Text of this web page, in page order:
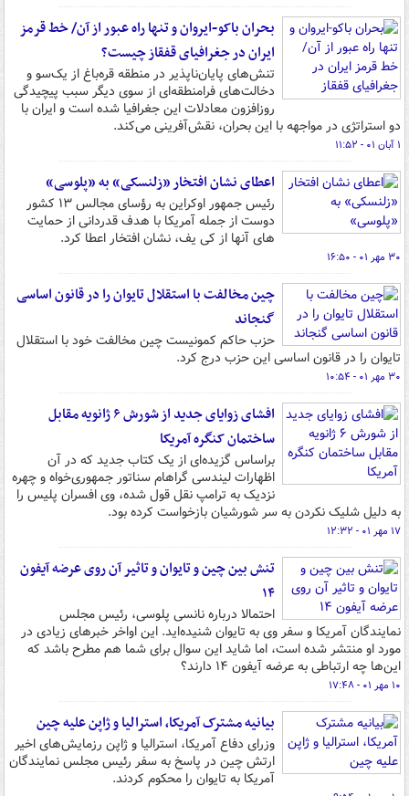
بحران باکو-ایروان و تنها راه عبور از آن/ خط قرمز
ایران در جغرافیای قفقاز چیست؟
تنش‌های پایان‌ناپذیر در منطقه قره‌باغ از یک‌سو و
دخالت‌های فرامنطقه‌ای از سوی دیگر سبب پیچیدگی
روزافزون معادلات این جغرافیا شده است و ایران با
دو استراتژی در مواجهه با این بحران، نقش‌آفرینی می‌کند.
۱ آبان ۰۱ - ۱۱:۵۲
اعطای نشان افتخار «زلنسکی» به «پلوسی»
رئیس جمهور اوکراین به رؤسای مجالس ۱۳ کشور
دوست از جمله آمریکا با هدف قدردانی از حمایت
های آنها از کی یف، نشان افتخار اعطا کرد.
۳۰ مهر ۰۱ - ۱۶:۵۰
چین مخالفت با استقلال تایوان را در قانون اساسی
گنجاند
حزب حاکم کمونیست چین مخالفت خود با استقلال
تایوان را در قانون اساسی این حزب درج کرد.
۳۰ مهر ۰۱ - ۱۰:۵۴
افشای زوایای جدید از شورش ۶ ژانویه مقابل
ساختمان کنگره آمریکا
براساس گزیده‌ای از یک کتاب جدید که در آن
اظهارات لیندسی گراهام سناتور جمهوری‌خواه و چهره
نزدیک به ترامپ نقل قول شده، وی افسران پلیس را
به دلیل شلیک نکردن به سر شورشیان بازخواست کرده بود.
۱۷ مهر ۰۱ - ۱۲:۳۲
تنش بین چین و تایوان و تاثیر آن روی عرضه آیفون
۱۴
احتمالا درباره نانسی پلوسی، رئیس مجلس
نمایندگان آمریکا و سفر وی به تایوان شنیده‌اید. این اواخر خبرهای زیادی در
مورد او منتشر شده است، اما شاید این سوال برای شما هم مطرح باشد که
این‌ها چه ارتباطی به عرضه آیفون ۱۴ دارند؟
۱۰ مهر ۰۱ - ۱۷:۴۸
بیانیه مشترک آمریکا، استرالیا و ژاپن علیه چین
وزرای دفاع آمریکا، استرالیا و ژاپن رزمایش‌های اخیر
ارتش چین در پاسخ به سفر رئیس مجلس نمایندگان
آمریکا به تایوان را محکوم کردند.